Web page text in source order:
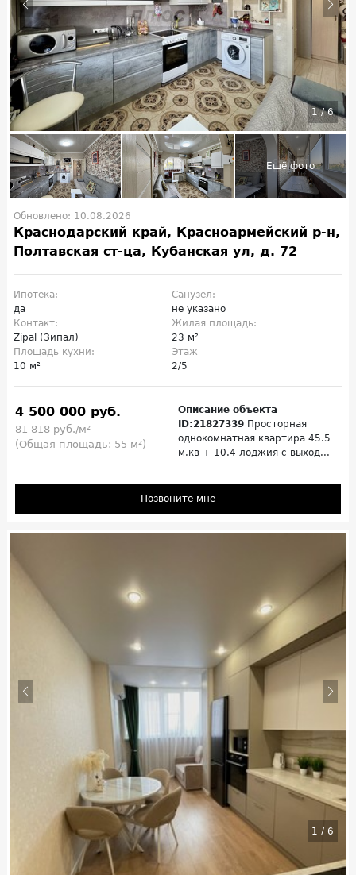
1/6
Обновлено: 10.08.2026
Краснодарский край, Красноармейский р-н,
Полтавская ст-ца, Кубанская ул, д. 72
Ипотека:
да
Санузел:
не указано
Контакт:
Zipal (Зипал)
Жилая площадь:
23 м²
Площадь кухни:
10 м²
Этаж
2/5
4 500 000 руб.
81 818 руб./м²
(Общая площадь: 55 м²)
Описание объекта
ID:21827339 Просторная
однокомнатная квартира 45.5
м.кв + 10.4 лоджия с выход...
Позвоните мне
1 / 6